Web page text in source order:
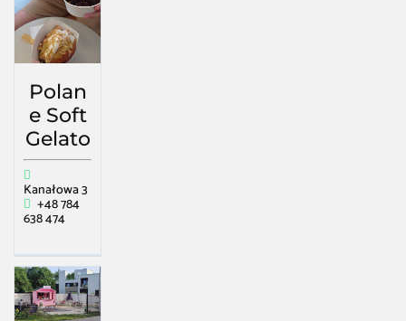
Polan
e Soft
Gelato
Kanałowa 3
+48 784
638 474